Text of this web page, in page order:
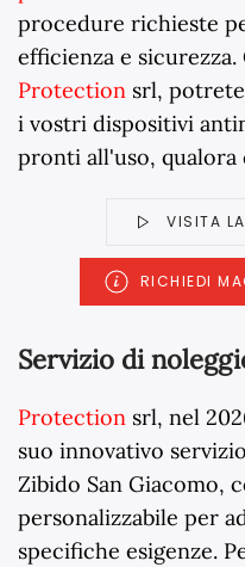
procedure richieste
efficienza e
Protection srl,
i vostri dispositivi
pronti all'uso, qualora
VISITA
RICHIEDI
Servizio di
Protection srl, nel
suo innovativo
Zibido San Giacomo,
personalizzabile per
specifiche esigenze.